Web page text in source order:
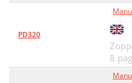
PD320
8